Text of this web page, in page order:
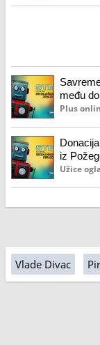
među
Plus
iz
Užice
Vlade Divac